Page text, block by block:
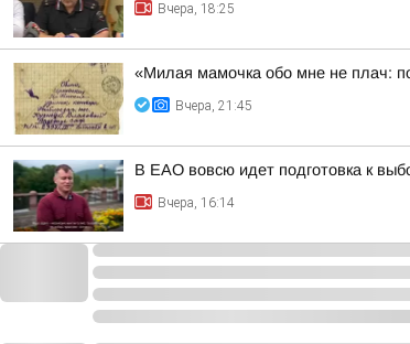
Вчера, 18:25
«Милая мамочка обо мне не плач:
Вчера, 21:45
В ЕАО вовсю идет подготовка к
Вчера, 16:14